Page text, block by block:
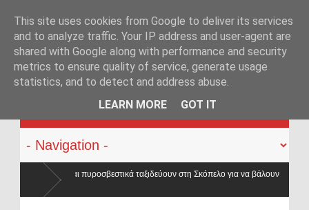
KATEHACKER
στη Σκόπελο για να βάλουν
This site uses cookies from Google to deliver its services
and to analyze traffic. Your IP address and user-agent are
shared with Google along with performance and security
metrics to ensure quality of service, generate usage
statistics, and to detect and address abuse.
LEARN MORE
GOT IT